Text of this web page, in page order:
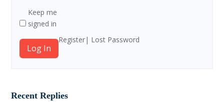
Keep me
signed in
Log In
Register Lost Password
Recent Replies